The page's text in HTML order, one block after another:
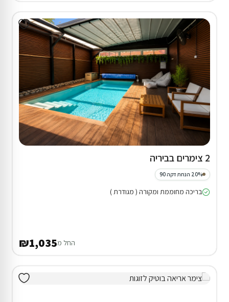
2 צימרים בביריה
20% הנחת דקה 90
בריכה מחוממת ומקורה ( מגודרת )
החל מ₪1,035